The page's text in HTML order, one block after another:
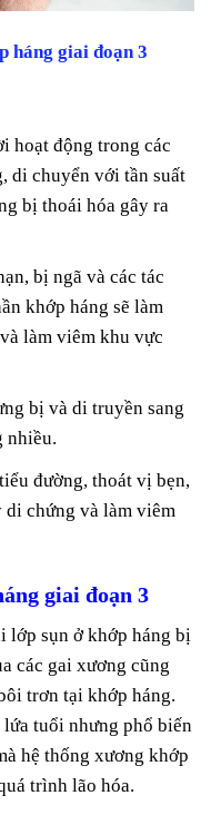
háng giai đoạn 3
hoạt động trong các
di chuyển với tần suất
bị thoái hóa gây ra
bị ngã và các tác
khớp háng sẽ làm
làm viêm khu vực
bị và di truyền sang
nhiều.
đường, thoát vị bẹn,
chứng và làm viêm
giai đoạn 3
lớp sụn ở khớp háng bị
các gai xương cũng
trơn tại khớp háng.
tuổi nhưng phổ biến
hệ thống xương khớp
trình lão hóa.